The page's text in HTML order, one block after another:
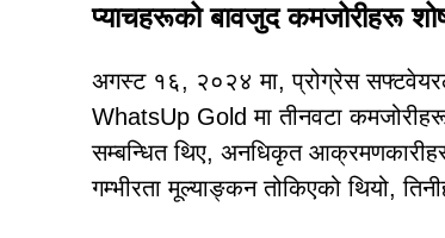
प्याचहरूको बावजुद कमजोरीहरू
अगस्ट १६, २०२४ मा, प्रोग्रेस
WhatsUp Gold मा तीनवटा
सम्बन्धित थिए, अनधिकृत
गम्भीरता मूल्याङ्कन तोकिएको थियो,